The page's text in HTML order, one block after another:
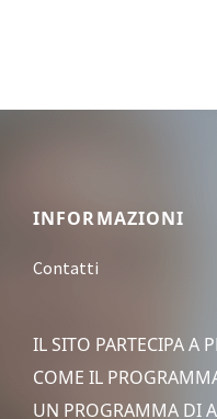
Footer
INFORMAZIONI
Contatti
IL SITO PARTECIPA A
COME IL
UN PROGRAMMA DI